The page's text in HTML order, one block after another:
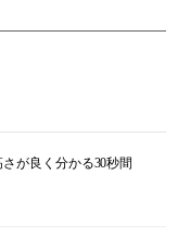
が良く分かる30秒間